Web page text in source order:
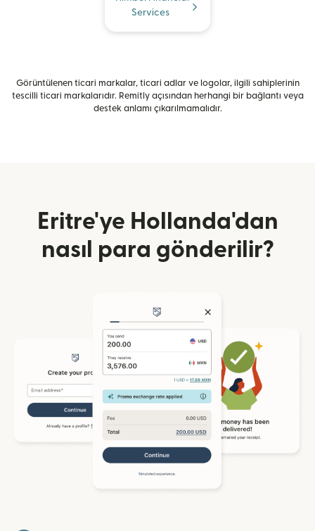
Services
Görüntülenen ticari markalar, ticari adlar ve logolar, ilgili sahiplerinin
tescilli ticari markalarıdır. Remitly açısından herhangi bir bağlantı veya
destek anlamı çıkarılmamalıdır.
Eritre'ye Hollanda'dan
nasıl para gönderilir?